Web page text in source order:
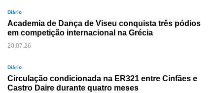
Diário
Academia de Dança de Viseu conquista três pódios
em competição internacional na Grécia
20.07.26
Diário
Circulação condicionada na ER321 entre Cinfães e
Castro Daire durante quatro meses